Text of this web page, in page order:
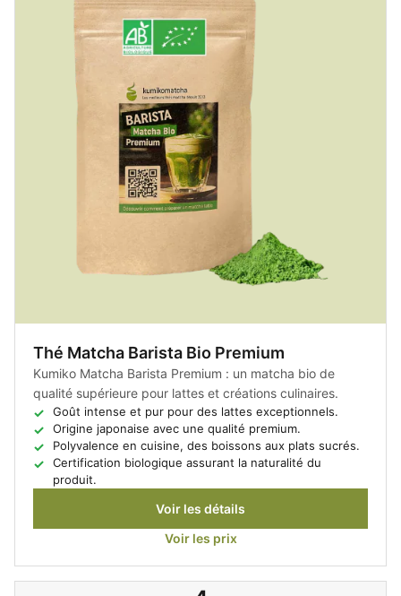
Thé Matcha Barista Bio Premium
Kumiko Matcha Barista Premium : un matcha bio de
qualité supérieure pour lattes et créations culinaires.
Goût intense et pur pour des lattes exceptionnels.
Origine japonaise avec une qualité premium.
Polyvalence en cuisine, des boissons aux plats sucrés.
Certification biologique assurant la naturalité du
produit.
Voir les détails
Voir les prix